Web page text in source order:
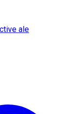
ale